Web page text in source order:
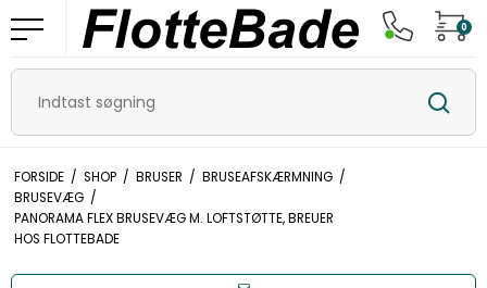
0
FORSIDE / SHOP / BRUSER / BRUSEAFSKÆRMNING /
BRUSEVÆG /
PANORAMA FLEX BRUSEVÆG M. LOFTSTØTTE, BREUER
HOS FLOTTEBADE